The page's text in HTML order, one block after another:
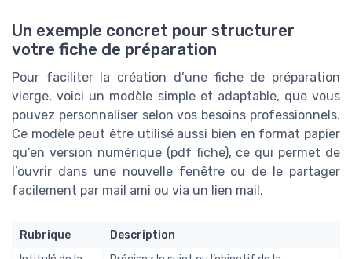
Un exemple concret pour structurer
votre fiche de préparation
Pour faciliter la création d’une fiche de préparation
vierge, voici un modèle simple et adaptable, que vous
pouvez personnaliser selon vos besoins professionnels.
Ce modèle peut être utilisé aussi bien en format papier
qu’en version numérique (pdf fiche), ce qui permet de
l’ouvrir dans une nouvelle fenêtre ou de le partager
facilement par mail ami ou via un lien mail.
Rubrique
Description